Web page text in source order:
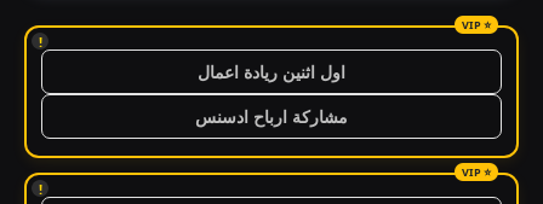
!
اول اثنين ريادة اعمال
مشاركة ارباح ادسنس
!